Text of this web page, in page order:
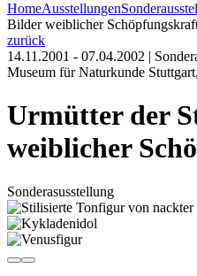
HomeAusstellungen
Bilder weiblicher
zurück
14.11.2001 - 07.04.2002 |
Museum für Naturkunde
Urmütter der
weiblicher
Sonderasusstellung